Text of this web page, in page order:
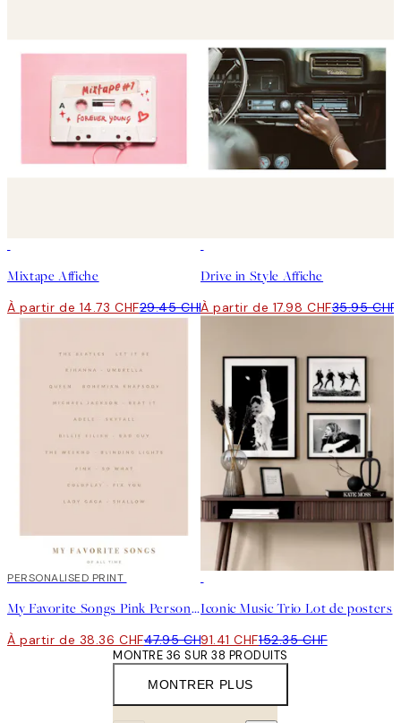
Mixtape Affiche
À partir de 14.73 CHF29.45 CHF
Drive in Style Affiche
À partir de 17.98 CHF35.95 CHF
20%*
PERSONALISED PRINT
My Favorite Songs Pink Personal Affiche
À partir de 38.36 CHF47.95 CHF
Iconic Music Trio Lot de posters
91.41 CHF152.35 CHF
MONTRER PLUS
MONTRE 36 SUR 38 PRODUITS